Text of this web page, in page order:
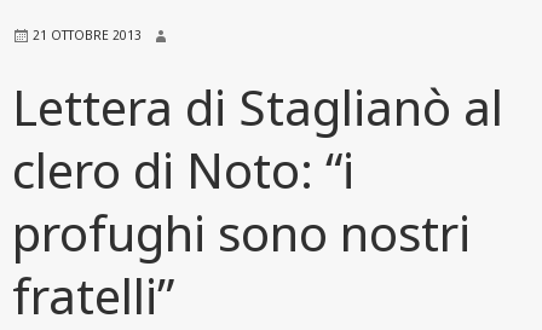
21 OTTOBRE 2013
Lettera di Staglianò al
clero di Noto: “i
profughi sono nostri
fratelli”